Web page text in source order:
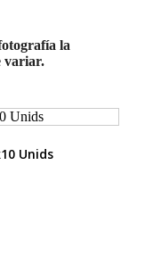
la
variar.
Unids